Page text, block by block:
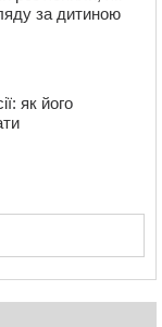
за дитиною
як його